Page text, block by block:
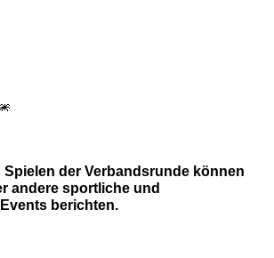
der Verbandsrunde können
andere sportliche und
berichten.